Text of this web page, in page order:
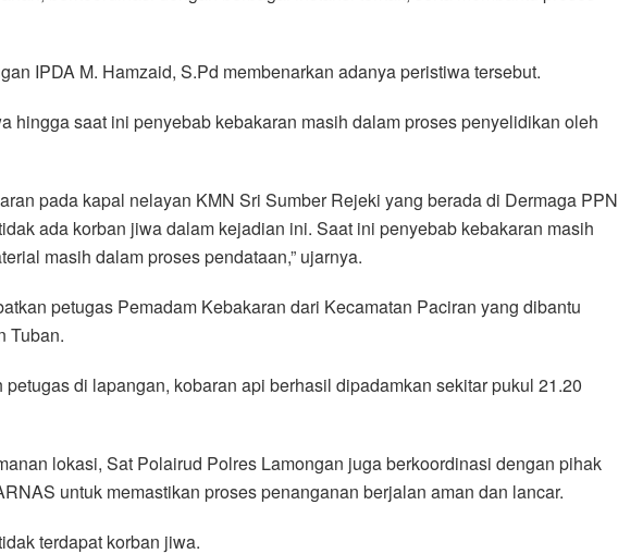
IPDA M. Hamzaid, S.Pd membenarkan adanya peristiwa tersebut.
hingga saat ini penyebab kebakaran masih dalam proses penyelidikan oleh
pada kapal nelayan KMN Sri Sumber Rejeki yang berada di Dermaga PPN
ada korban jiwa dalam kejadian ini. Saat ini penyebab kebakaran masih
masih dalam proses pendataan,” ujarnya.
petugas Pemadam Kebakaran dari Kecamatan Paciran yang dibantu
Tuban.
petugas di lapangan, kobaran api berhasil dipadamkan sekitar pukul 21.20
lokasi, Sat Polairud Polres Lamongan juga berkoordinasi dengan pihak
untuk memastikan proses penanganan berjalan aman dan lancar.
terdapat korban jiwa.